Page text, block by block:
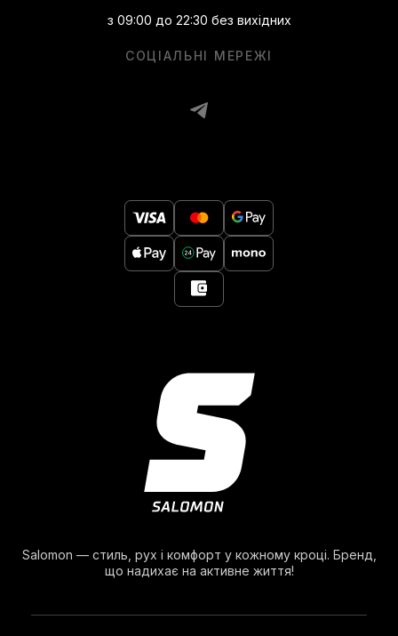
Salomon — стиль, рух і комфорт у кожному кроці. Бренд,
що надихає на активне життя!
СОЦІАЛЬНІ МЕРЕЖІ
з 09:00 до 22:30 без вихідних